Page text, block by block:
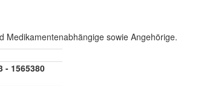
Medikamentenabhängige sowie Angehörige.
- 1565380